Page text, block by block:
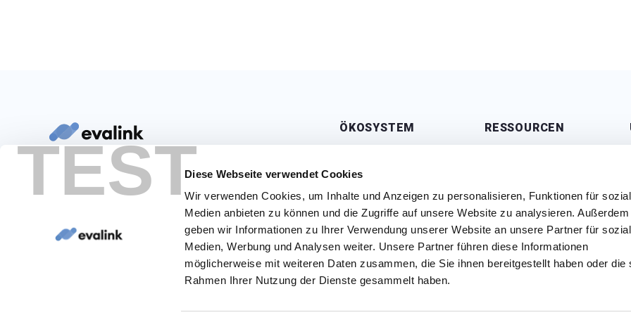
TESTDiese Webseite verwendet Cookies
Wir verwenden Cookies, um Inhalte und Anzeigen zu personalisieren, Funktionen für
Medien anbieten zu können und die Zugriffe auf unsere Website zu analysieren. Außerdem
geben wir Informationen zu Ihrer Verwendung unserer Website an unsere Partner für
Medien, Werbung und Analysen weiter. Unsere Partner führen diese Informationen
möglicherweise mit weiteren Daten zusammen, die Sie ihnen bereitgestellt haben oder die
Rahmen Ihrer Nutzung der Dienste gesammelt haben.
Sicherheit automatisiert mit Leidenschaft
ÖKOSYSTEM
Alarmmanagement
Smart Hub
Marktplatz
Analytik
Partner
RESSOURCEN
Helpdesk
API-Dokumentation
Status
Veröffentlichungen